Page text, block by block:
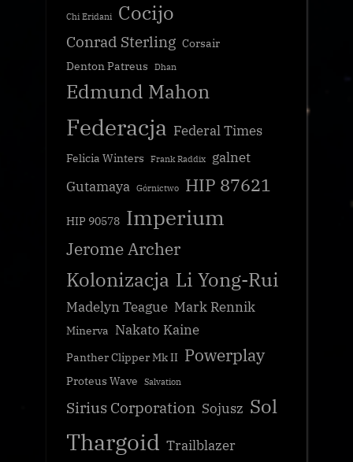
Chi Eridani Cocijo
Conrad Sterling Corsair
Denton Patreus
Dhan
Edmund Mahon
Federacja Federal Times
Felicia Winters Frank Raddix
galnet
Gutamaya Górnictwo HIP 87621
HIP 90578 Imperium
Jerome Archer
Kolonizacja Li Yong-Rui
Madelyn Teague Mark Rennik
Minerva Nakato Kaine
Panther Clipper Mk II Powerplay
Proteus Wave Salvation
Sirius Corporation Sojusz Sol
Thargoid Trailblazer